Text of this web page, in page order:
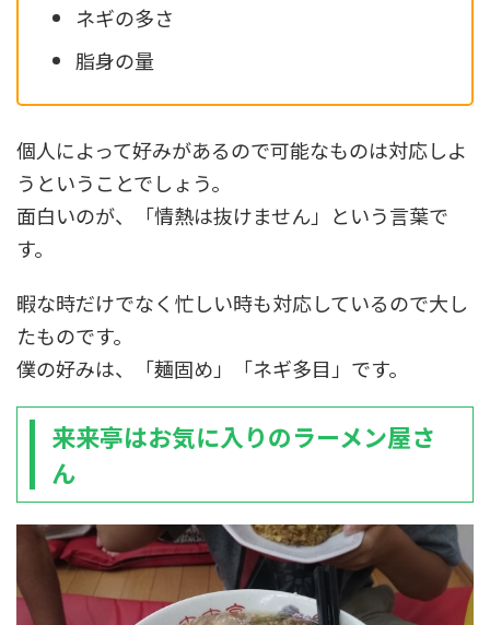
ネギの多さ
脂身の量
個人によって好みがあるので可能なものは対応しよ
うということでしょう。
面白いのが、「情熱は抜けません」という言葉で
す。
暇な時だけでなく忙しい時も対応しているので大し
たものです。
僕の好みは、「麺固め」「ネギ多目」です。
来来亭はお気に入りのラーメン屋さ
ん